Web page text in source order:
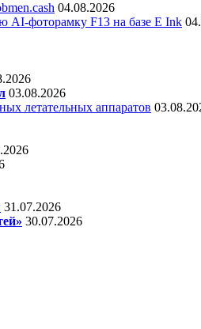
04.08.2026
AI-фоторамку F13 на базе E Ink
03.08.2026
летательных аппаратов
31.07.2026
30.07.2026